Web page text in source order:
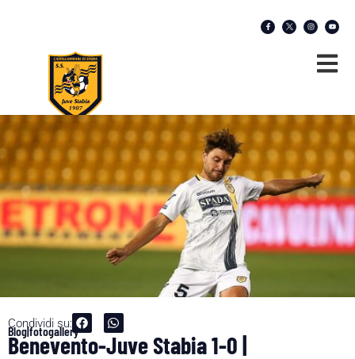
Condividi su:
Blog|fotogallery
Benevento-Juve Stabia 1-0 |